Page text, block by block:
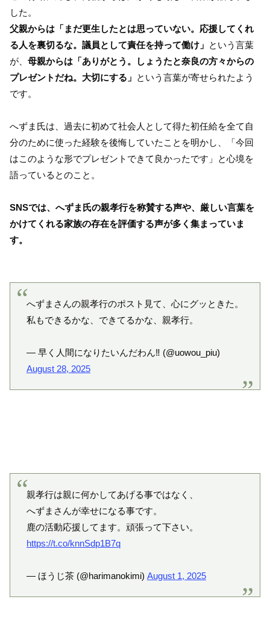
した。
父親からは「まだ更生したとは思っていない。応援してくれ
る人を裏切るな。議員として責任を持って働け」 という言葉
が、 母親からは「ありがとう。しょうたと奈良の方々からの
プレゼントだね。大切にする」 という言葉が寄せられたよう
です。
へずま氏は、過去に初めて社会人として得た初任給を全て自
分のために使った経験を後悔していたことを明かし、「今回
はこのような形でプレゼントできて良かったです」と心境を
語っているとのこと。
SNSでは、へずま氏の親孝行を称賛する声や、厳しい言葉を
かけてくれる家族の存在を評価する声が多く集まっていま
す。
へずまさんの親孝行のポスト見て、心にグッときた。
私もできるかな、できてるかな、親孝行。
— 早く人間になりたいんだわん‼️ (@uowou_piu)
August 28, 2025
親孝行は親に何かしてあげる事ではなく、
へずまさんが幸せになる事です。
鹿の活動応援してます。頑張って下さい。
https://t.co/knnSdp1B7q
— ほうじ茶 (@harimanokimi) August 1, 2025